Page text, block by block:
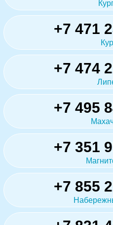
+7 471
+7 474
+7 495
+7 351
+7 855